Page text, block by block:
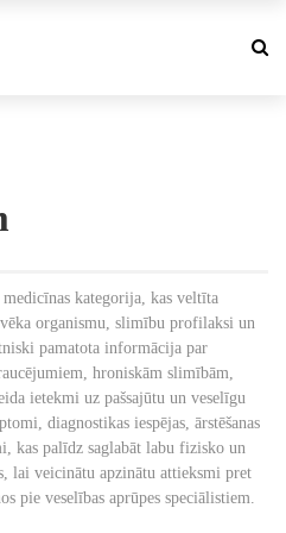
kategorija, kas veltīta
organismu, slimību profilaksi un
pamatota informācija par
hroniskām slimībām,
ietekmi uz pašsajūtu un veselīgu
diagnostikas iespējas, ārstēšanas
kas palīdz saglabāt labu fizisko un
lai veicinātu apzinātu attieksmi pret
pie veselības aprūpes speciālistiem.